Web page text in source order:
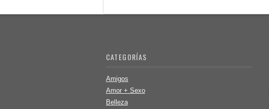
CATEGORÍAS
Amigos
Amor + Sexo
Belleza